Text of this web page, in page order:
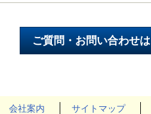
会社案内 サイトマップ